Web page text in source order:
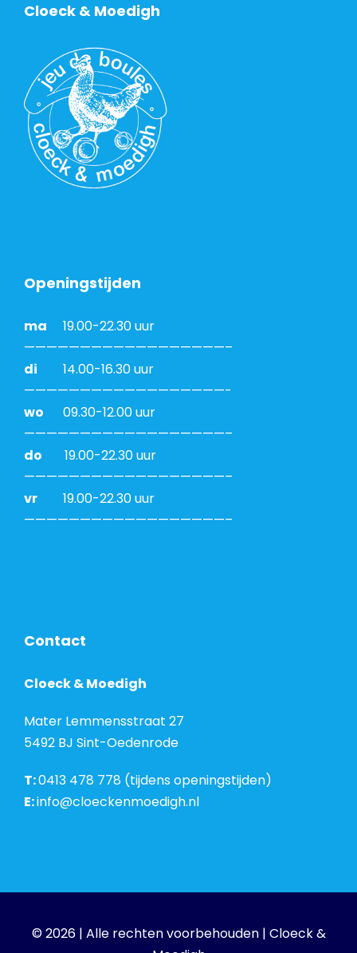
Cloeck & Moedigh
Openingstijden
ma 19.00-22.30 uur
——————————————————–
di 14.00-16.30 uur
——————————————————-
wo 09.30-12.00 uur
——————————————————–
do 19.00-22.30 uur
——————————————————–
vr 19.00-22.30 uur
——————————————————–
Contact
Cloeck & Moedigh
Mater Lemmensstraat 27
5492 BJ Sint-Oedenrode
T:0413 478 778 (tijdens openingstijden)
E:info@cloeckenmoedigh.nl
© 2026 | Alle rechten voorbehouden | Cloeck &